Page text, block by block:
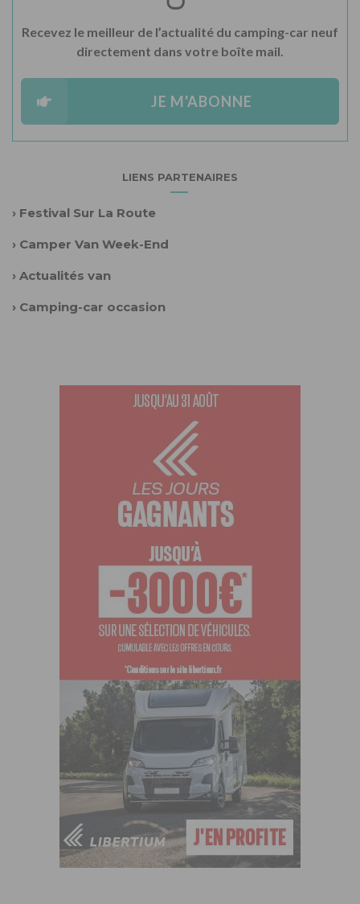
Recevez le meilleur de l’actualité du camping-car neuf
directement dans votre boîte mail.
JE M'ABONNE
LIENS PARTENAIRES
› Festival Sur La Route
› Camper Van Week-End
› Actualités van
› Camping-car occasion